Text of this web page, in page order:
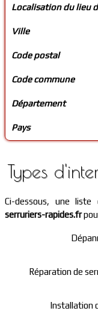
Localisation du lieu
Ville
Code postal
Code commune
Département
Pays
Types
Ci-dessous, une liste
serruriers-rapides.fr
Réparation de
Installation